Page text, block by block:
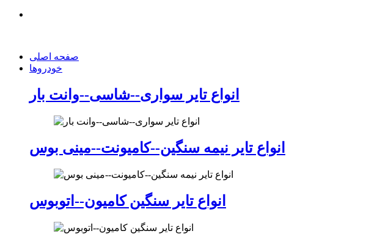
صفحه اصلی
خودروها
انواع تایر سواری--شاسی--وانت بار
انواع تایر نیمه سنگین--کامیونت--مینی بوس
انواع تایر سنگین کامیون--اتوبوس